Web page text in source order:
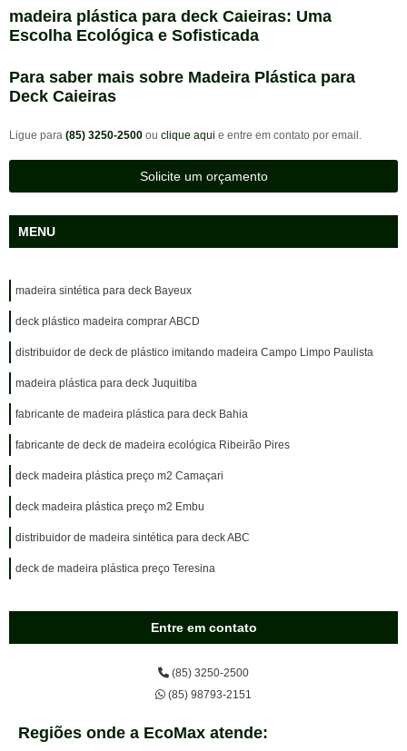
madeira plástica para deck Caieiras: Uma
Escolha Ecológica e Sofisticada
Para saber mais sobre Madeira Plástica para
Deck Caieiras
Ligue para (85) 3250-2500 ou clique aqui e entre em contato por email.
Solicite um orçamento
MENU
madeira sintética para deck Bayeux
deck plástico madeira comprar ABCD
distribuidor de deck de plástico imitando madeira Campo Limpo Paulista
madeira plástica para deck Juquitiba
fabricante de madeira plástica para deck Bahia
fabricante de deck de madeira ecológica Ribeirão Pires
deck madeira plástica preço m2 Camaçari
deck madeira plástica preço m2 Embu
distribuidor de madeira sintética para deck ABC
deck de madeira plástica preço Teresina
Entre em contato
(85) 3250-2500
(85) 98793-2151
Regiões onde a EcoMax atende: